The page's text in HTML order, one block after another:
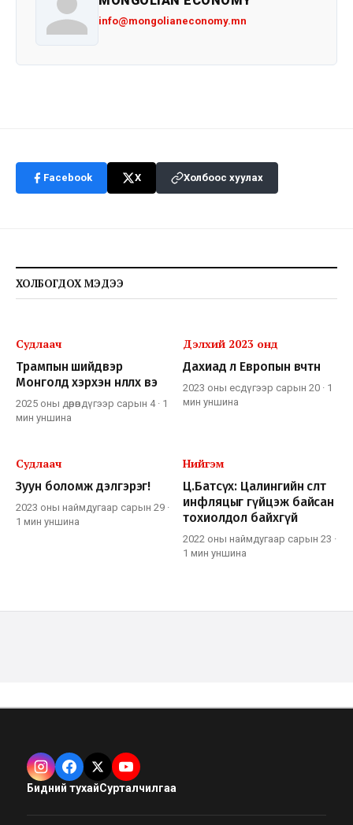
info@mongolianeconomy.mn
Facebook X Холбоос хуулах
ХОЛБОГДОХ МЭДЭЭ
Судлаач
Трампын шийдвэр
Монголд хэрхэн нөлөөлөх вэ
2025 оны дөрөвдүгээр сарын 4· 1
мин уншина
Дэлхий 2023 онд
Дахиад л Европын өвчтөн
2023 оны есдүгээр сарын 20 · 1
мин уншина
Судлаач
Зуун боломж дэлгэрэг!
2023 оны наймдугаар сарын 29 ·
1 мин уншина
Нийгэм
Ц.Батсүх: Цалингийн өсөлт
инфляцыг гүйцэж байсан
тохиолдол байхгүй
2022 оны наймдугаар сарын 23 ·
1 мин уншина
Бидний тухайСурталчилгаа